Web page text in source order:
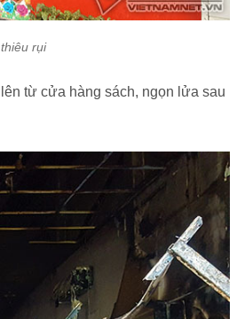
rụi
từ cửa hàng sách, ngọn lửa sau